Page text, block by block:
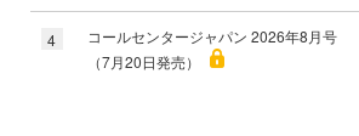
4
コールセンタージャパン 2026年8月号
（7月20日発売）